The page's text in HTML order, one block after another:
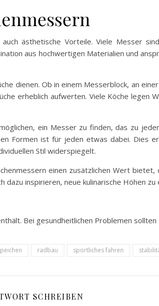
ästhetische Vorteile. Viele Messer
aus hochwertigen Materialien und
dienen. Ob in einem Messerblock, an
erheblich aufwerten. Viele Köche legen
ein Messer zu finden, das zu
Formen ist für jeden etwas dabei. Dies
Stil widerspiegelt.
einen zusätzlichen Wert bietet,
dazu inspirieren, neue kulinarische Höhen zu
Bei gesundheitlichen Problemen
radbau sportliches fahren
SCHREIBEN